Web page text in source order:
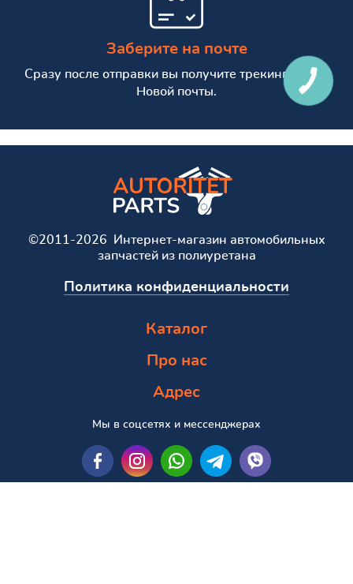
Заберите на почте
Сразу после отправки вы получите трекинг номер
Новой почты.
©2011-2026 Интернет-магазин автомобильных
запчастей из полиуретана
Политика конфиденциальности
Каталог
Про нас
Адрес
Мы в соцсетях и мессенджерах